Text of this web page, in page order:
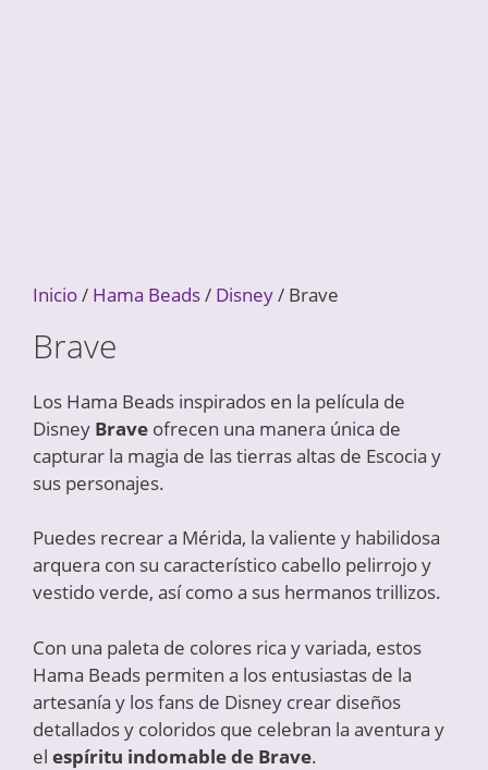
Inicio/ Hama Beads/ Disney/ Brave
Brave
Los Hama Beads inspirados en la película de
Disney Brave ofrecen una manera única de
capturar la magia de las tierras altas de Escocia y
sus personajes.
Puedes recrear a Mérida, la valiente y habilidosa
arquera con su característico cabello pelirrojo y
vestido verde, así como a sus hermanos trillizos.
Con una paleta de colores rica y variada, estos
Hama Beads permiten a los entusiastas de la
artesanía y los fans de Disney crear diseños
detallados y coloridos que celebran la aventura y
el espíritu indomable de Brave.